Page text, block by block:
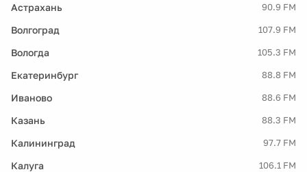
Астрахань 90.9 FM
Волгоград 107.9 FM
Вологда 105.3 FM
Екатеринбург 88.8 FM
Иваново 88.6 FM
Казань 88.3 FM
Калининград 97.7 FM
Калуга 106.1 FM